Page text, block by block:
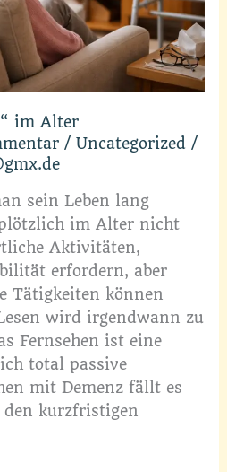
im Alter
/ Uncategorized/
sein Leben lang
im Alter nicht
Aktivitäten,
erfordern, aber
Tätigkeiten können
wird irgendwann zu
Fernsehen ist eine
total passive
mit Demenz fällt es
den kurzfristigen